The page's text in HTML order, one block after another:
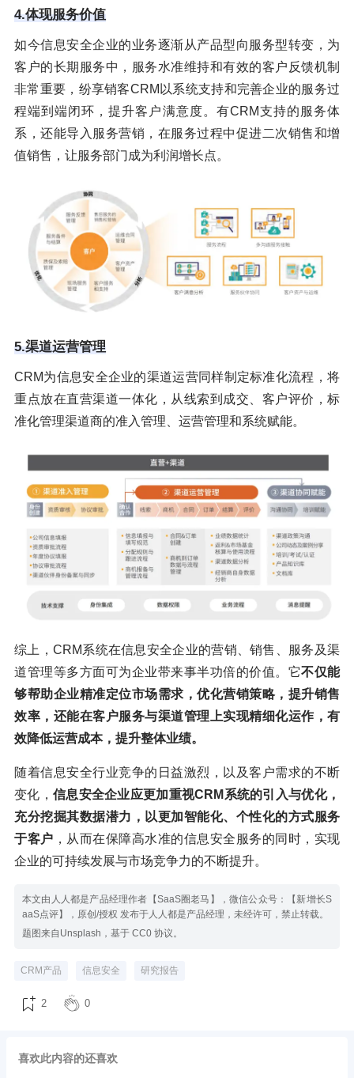
4.体现服务价值
如今信息安全企业的业务逐渐从产品型向服务型转变，为
客户的长期服务中，服务水准维持和有效的客户反馈机制
非常重要，纷享销客CRM以系统支持和完善企业的服务过
程端到端闭环，提升客户满意度。有CRM支持的服务体
系，还能导入服务营销，在服务过程中促进二次销售和增
值销售，让服务部门成为利润增长点。
5.渠道运营管理
CRM为信息安全企业的渠道运营同样制定标准化流程，将
重点放在直营渠道一体化，从线索到成交、客户评价，标
准化管理渠道商的准入管理、运营管理和系统赋能。
综上，CRM系统在信息安全企业的营销、销售、服务及渠
道管理等多方面可为企业带来事半功倍的价值。它不仅能
够帮助企业精准定位市场需求，优化营销策略，提升销售
效率，还能在客户服务与渠道管理上实现精细化运作，有
效降低运营成本，提升整体业绩。
随着信息安全行业竞争的日益激烈，以及客户需求的不断
变化， 信息安全企业应更加重视CRM系统的引入与优化，
充分挖掘其数据潜力，以更加智能化、个性化的方式服务
于客户 ，从而在保障高水准的信息安全服务的同时，实现
企业的可持续发展与市场竞争力的不断提升。
本文由人人都是产品经理作者【SaaS圈老马】，微信公众号：【新增长S
aaS点评】，原创/授权 发布于人人都是产品经理，未经许可，禁止转载。
题图来自Unsplash，基于 CC0 协议。
CRM产品 信息安全 研究报告
2 0
喜欢此内容的还喜欢